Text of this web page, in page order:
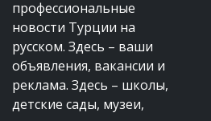
профессиональные
новости Турции на
русском. Здесь – ваши
объявления, вакансии и
реклама. Здесь – школы,
детские сады, музеи,